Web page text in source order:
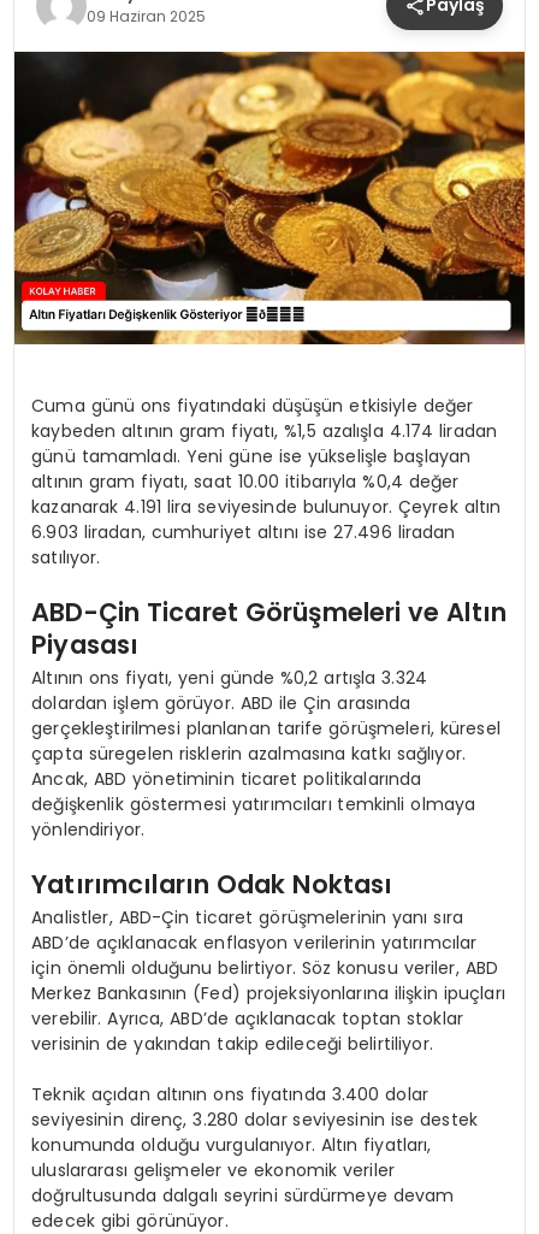
09 Haziran 2025 Paylaş
Cuma günü ons fiyatındaki düşüşün etkisiyle değer
kaybeden altının gram fiyatı, %1,5 azalışla 4.174 liradan
günü tamamladı. Yeni güne ise yükselişle başlayan
altının gram fiyatı, saat 10.00 itibarıyla %0,4 değer
kazanarak 4.191 lira seviyesinde bulunuyor. Çeyrek altın
6.903 liradan, cumhuriyet altını ise 27.496 liradan
satılıyor.
ABD-Çin Ticaret Görüşmeleri ve Altın
Piyasası
Altının ons fiyatı, yeni günde %0,2 artışla 3.324
dolardan işlem görüyor. ABD ile Çin arasında
gerçekleştirilmesi planlanan tarife görüşmeleri, küresel
çapta süregelen risklerin azalmasına katkı sağlıyor.
Ancak, ABD yönetiminin ticaret politikalarında
değişkenlik göstermesi yatırımcıları temkinli olmaya
yönlendiriyor.
Yatırımcıların Odak Noktası
Analistler, ABD-Çin ticaret görüşmelerinin yanı sıra
ABD’de açıklanacak enflasyon verilerinin yatırımcılar
için önemli olduğunu belirtiyor. Söz konusu veriler, ABD
Merkez Bankasının (Fed) projeksiyonlarına ilişkin ipuçları
verebilir. Ayrıca, ABD’de açıklanacak toptan stoklar
verisinin de yakından takip edileceği belirtiliyor.
Teknik açıdan altının ons fiyatında 3.400 dolar
seviyesinin direnç, 3.280 dolar seviyesinin ise destek
konumunda olduğu vurgulanıyor. Altın fiyatları,
uluslararası gelişmeler ve ekonomik veriler
doğrultusunda dalgalı seyrini sürdürmeye devam
edecek gibi görünüyor.